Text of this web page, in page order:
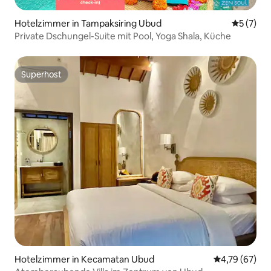
Hotelzimmer in Tampaksiring Ubud
5 (7)
Private Dschungel-Suite mit Pool, Yoga Shala, Küche
Superhost
Superhost
Hotelzimmer in Kecamatan Ubud
4,79 (67)